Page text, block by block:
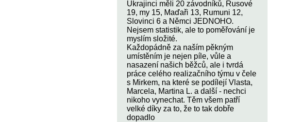
Ukrajinci měli 20 závodníků, Rusové
19, my 15, Maďaři 13, Rumuni 12,
Slovinci 6 a Němci JEDNOHO.
Nejsem statistik, ale to poměřování je
myslím složité.
Každopádně za naším pěkným
umístěním je nejen píle, vůle a
nasazení našich běžců, ale i tvrdá
práce celého realizačního týmu v čele
s Mirkem, na které se podílejí Vlasta,
Marcela, Martina L. a další - nechci
nikoho vynechat. Těm všem patří
velké díky za to, že to tak dobře
dopadlo